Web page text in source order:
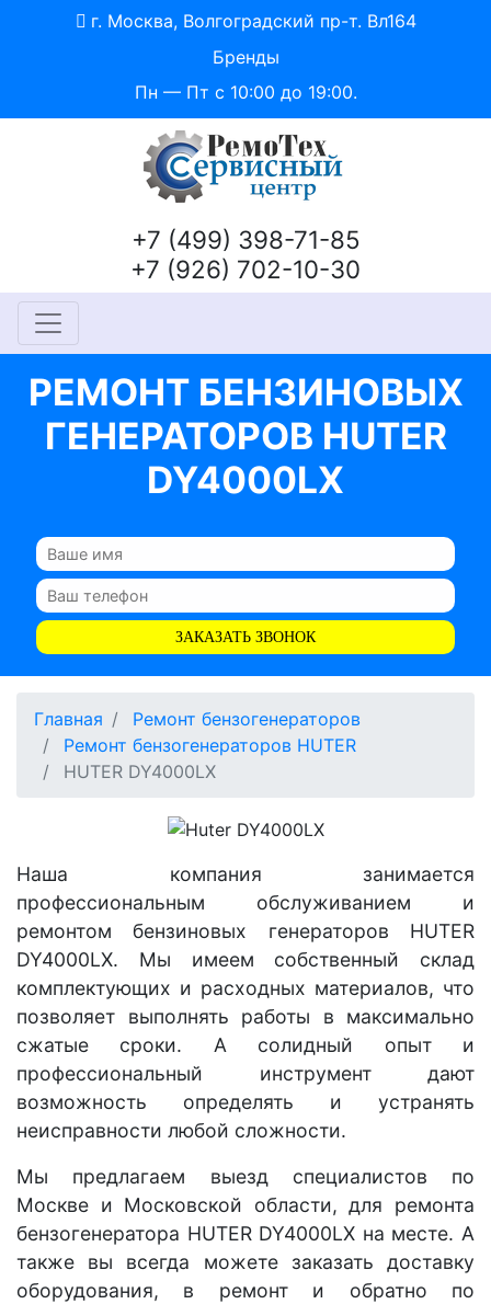
г. Москва, Волгоградский пр-т. Вл164
Бренды
Пн — Пт с 10:00 до 19:00.
+7 (499) 398-71-85
+7 (926) 702-10-30
РЕМОНТ БЕНЗИНОВЫХ
ГЕНЕРАТОРОВ HUTER
DY4000LX
ЗАКАЗАТЬ ЗВОНОК
Главная
Ремонт бензогенераторов
Ремонт бензогенераторов HUTER
HUTER DY4000LX
Наша компания занимается
профессиональным обслуживанием и
ремонтом бензиновых генераторов HUTER
DY4000LX. Мы имеем собственный склад
комплектующих и расходных материалов, что
позволяет выполнять работы в максимально
сжатые сроки. А солидный опыт и
профессиональный инструмент дают
возможность определять и устранять
неисправности любой сложности.
Мы предлагаем выезд специалистов по
Москве и Московской области, для ремонта
бензогенератора HUTER DY4000LX на месте. А
также вы всегда можете заказать доставку
оборудования, в ремонт и обратно по